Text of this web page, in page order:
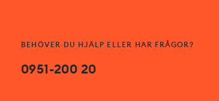
BEHÖVER DU HJÄLP ELLER HAR FRÅGOR?
0951-200 20